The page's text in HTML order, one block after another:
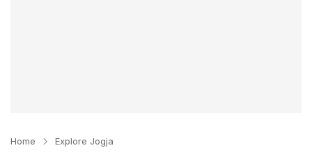
Home Explore Jogja